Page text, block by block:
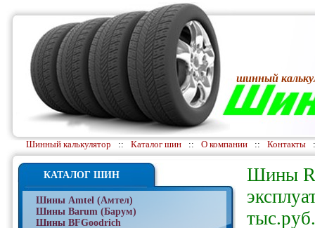
шинный
Шинный калькулятор :: Каталог шин :: О компании :: Контакты
КАТАЛОГ ШИН
Шины Amtel (Амтел)
Шины Barum (Барум)
Шины BFGoodrich
Шины